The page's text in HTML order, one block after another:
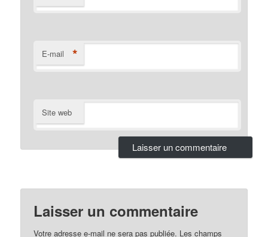
E-mail *
Site web
Laisser un commentaire
Votre adresse e-mail ne sera pas publiée. Les champs